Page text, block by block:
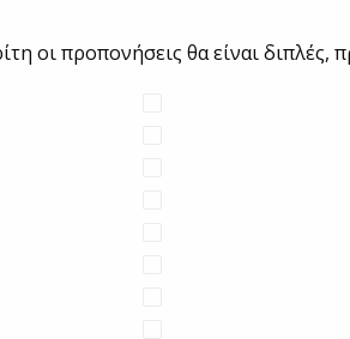
οι προπονήσεις θα είναι διπλές,